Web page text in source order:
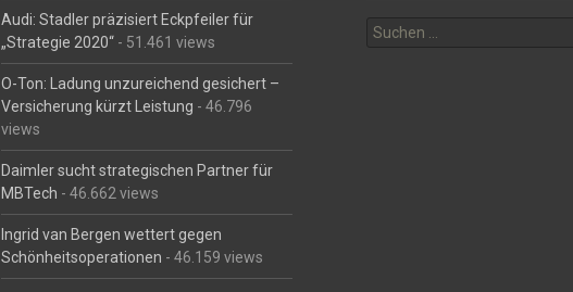
Audi: Stadler präzisiert Eckpfeiler für
„Strategie 2020“ - 51.461 views
O-Ton: Ladung unzureichend gesichert –
Versicherung kürzt Leistung - 46.796
views
Daimler sucht strategischen Partner für
MBTech - 46.662 views
Ingrid van Bergen wettert gegen
Schönheitsoperationen - 46.159 views
nach: